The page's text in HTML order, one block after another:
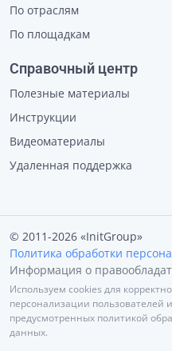
По отраслям
По площадкам
Справочный центр
Полезные материалы
Инструкции
Видеоматериалы
Удаленная поддержка
© 2011-2026 «InitGroup»
Политика обработки
Информация о
Используем cookies для
персонализации пользователей
предусмотренных политикой
данных.